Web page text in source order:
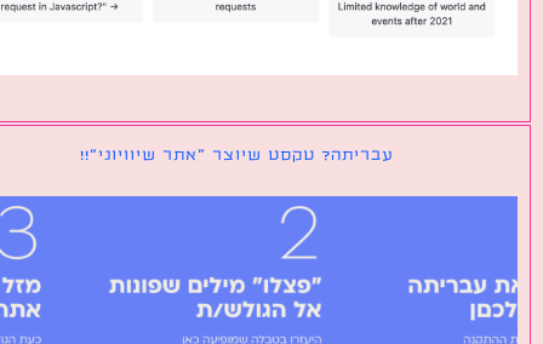
עבריתה? טקסט שיוצר ״אתר שיוויוני״!!